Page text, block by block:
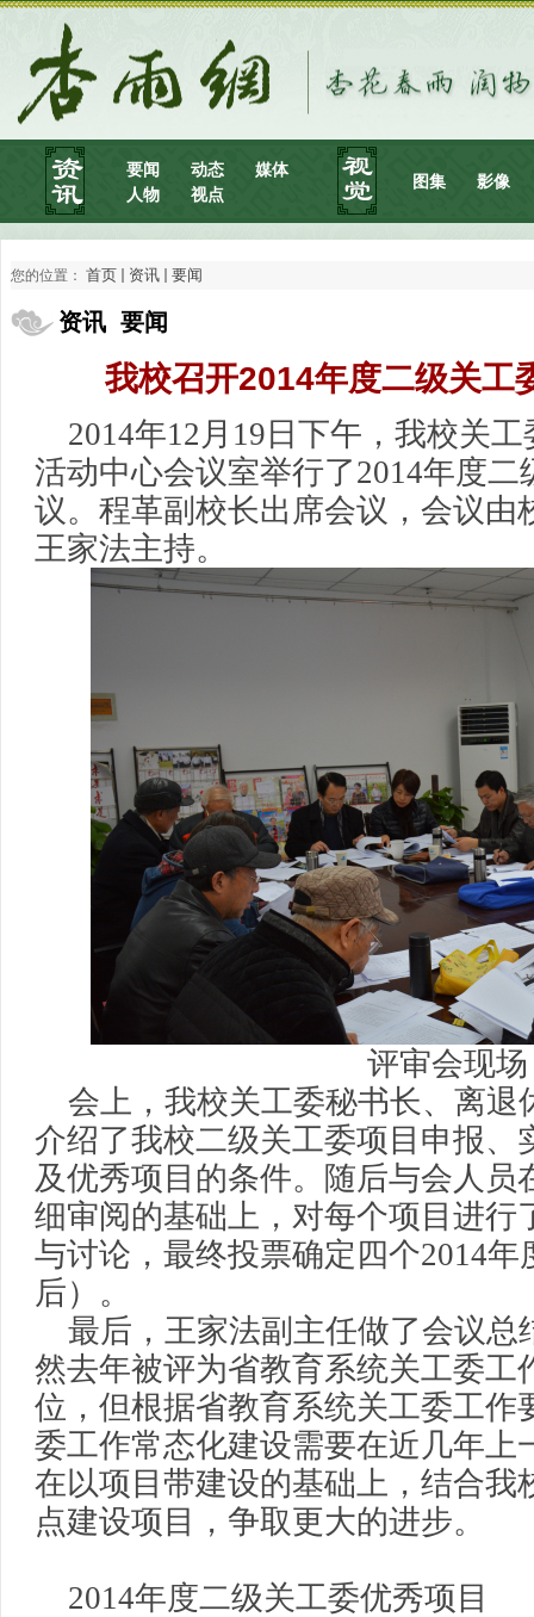
要闻 动态
媒体
人物
视点
图集 影像
您的位置： 首页 资讯 要闻
资讯 要闻
我校召开2014年度二级关工
2014年12月19日下午，我校关
活动中心会议室举行了2014年度
议。程革副校长出席会议，会议由
王家法主持。
评审会现场
会上，我校关工委秘书长、离退
介绍了我校二级关工委项目申报、
及优秀项目的条件。随后与会人员
细审阅的基础上，对每个项目进行
与讨论，最终投票确定四个2014年
后）。
最后，王家法副主任做了会议总
然去年被评为省教育系统关工委工
位，但根据省教育系统关工委工作
委工作常态化建设需要在近几年上
在以项目带建设的基础上，结合我
点建设项目，争取更大的进步。
2014年度二级关工委优秀项目